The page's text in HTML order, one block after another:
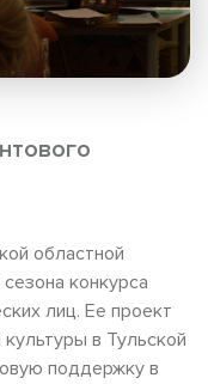
областной
конкурса
лиц. Ее проект
в Тульской
поддержку в